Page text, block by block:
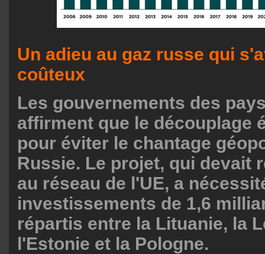
Un adieu au gaz russe qui
coûteux
Les gouvernements des
affirment que le découplage
pour éviter le chantage
Russie. Le projet, qui devait
au réseau de l'UE, a
investissements de 1,6
répartis entre la Lituanie, la
l'Estonie et la Pologne.